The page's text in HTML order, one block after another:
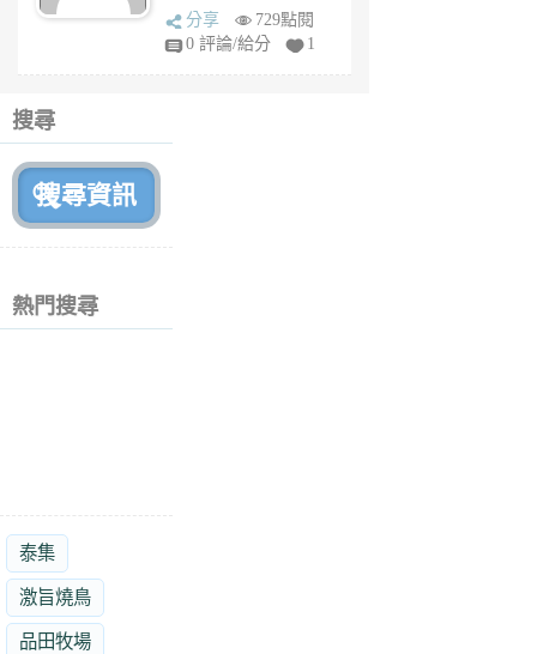
sq
fy
分享
729點閱
0 評論/給分
1
搜尋
熱門搜尋
泰集
激旨燒鳥
品田牧場